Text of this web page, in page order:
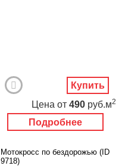
Подробнее
Цена от 490 руб.м2
Купить
Мотокросс по бездорожью (ID
9718)